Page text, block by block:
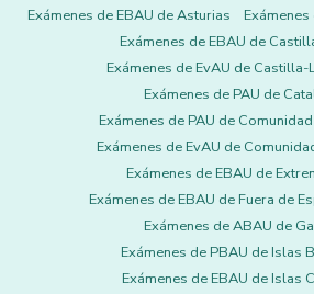
Exámenes de EBAU de Asturias
Exámenes de EBAU de
Exámenes de EvAU de Castilla-
Exámenes de PAU de
Exámenes de PAU de
Exámenes de EvAU de
Exámenes de EBAU de
Exámenes de EBAU de Fuera de
Exámenes de ABAU de
Exámenes de PBAU de Islas
Exámenes de EBAU de Islas